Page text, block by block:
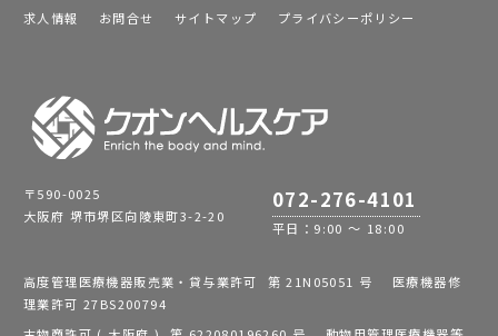
求人情報
お問合せ サイトマップ プライバシーポリシー
〒590-0025
大阪府 堺市堺区向陵東町3-2-20
072-276-4101
平日：9:00 ～ 18:00
高度管理医療機器販売業・貸与業許可 第 21N05051 号 医療機器修
理業許可 27BS200794